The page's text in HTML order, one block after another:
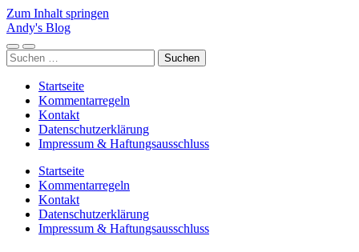
Zum Inhalt springen
Andy's Blog
Mobile-
Menü
Suchfeld
ein-/ausblenden
Suchen
nach:
Startseite
Kommentarregeln
Kontakt
Datenschutzerklärung
Impressum & Haftungsausschluss
Startseite
Kommentarregeln
Kontakt
Datenschutzerklärung
Impressum & Haftungsausschluss